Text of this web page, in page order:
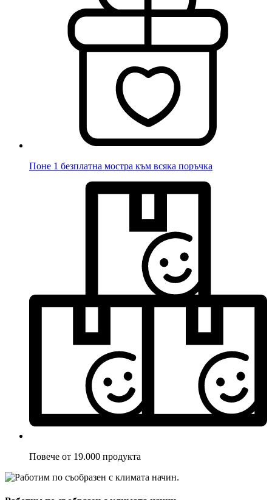
Поне 1 безплатна мостра към всяка поръчка
Повече от 19.000 продукта